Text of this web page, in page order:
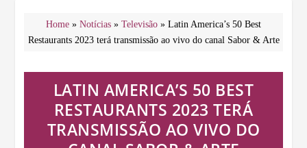
Home » Notícias » Televisão » Latin America’s 50 Best
Restaurants 2023 terá transmissão ao vivo do canal Sabor & Arte
LATIN AMERICA’S 50 BEST
RESTAURANTS 2023 TERÁ
TRANSMISSÃO AO VIVO DO